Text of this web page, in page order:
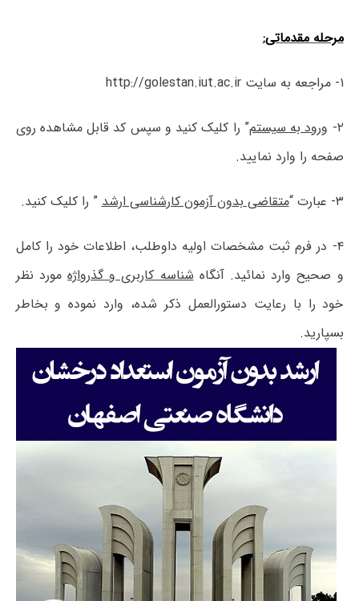
مرحله مقدماتی:
۱- مراجعه به سایت http://golestan.iut.ac.ir
۲- ورود به سیستم” را کلیک کنید و سپس کد قابل مشاهده روی
صفحه را وارد نمایید.
۳- عبارت “ متقاضی بدون آزمون کارشناسی ارشد” را کلیک کنید.
۴- در فرم ثبت مشخصات اولیه داوطلب، اطلاعات خود را کامل
و صحیح وارد نمائید. آنگاهشناسه کاربری و گذرواژه مورد نظر
خود را با رعایت دستورالعمل ذکر شده، وارد نموده و بخاطر
بسپارید.